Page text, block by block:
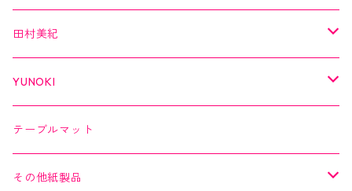
２巻セット
切子
螺鈿
日本の伝統美
美MONDE
乙女懐紙
Kaishi de saison
よもやまペーパー
田村美紀
よもやまペーパー
マスキングテープ
マスキングシール
YUNOKI
マスキングテープ
メッセージカード
テーブルマット
その他紙製品